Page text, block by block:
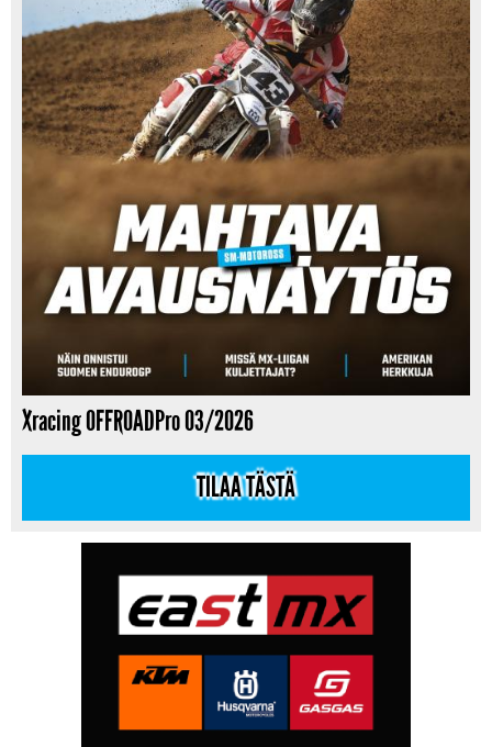
Xracing OFFROADPro 03/2026
TILAA TÄSTÄ